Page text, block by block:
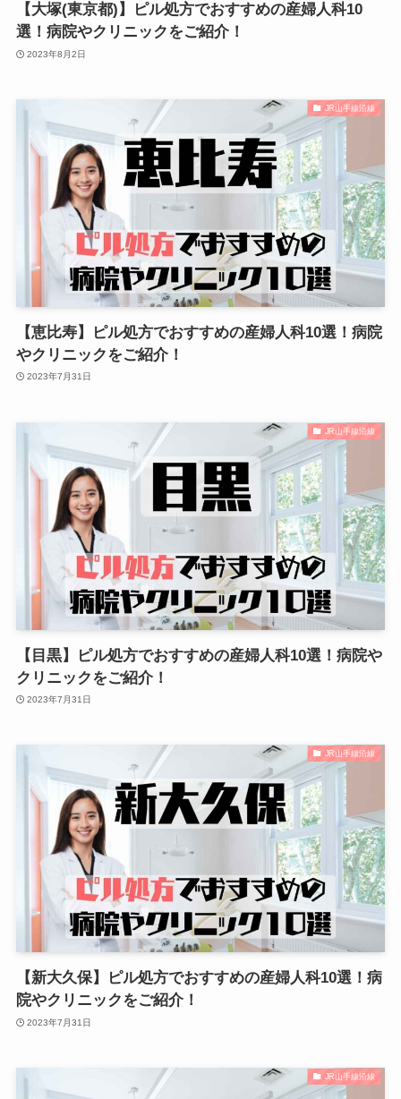
【大塚(東京都)】ピル処方でおすすめの産婦人科10
選！病院やクリニックをご紹介！
2023年8月2日
JR山手線沿線
【恵比寿】ピル処方でおすすめの産婦人科10選！病院
やクリニックをご紹介！
2023年7月31日
JR山手線沿線
【目黒】ピル処方でおすすめの産婦人科10選！病院や
クリニックをご紹介！
2023年7月31日
JR山手線沿線
【新大久保】ピル処方でおすすめの産婦人科10選！病
院やクリニックをご紹介！
2023年7月31日
JR山手線沿線